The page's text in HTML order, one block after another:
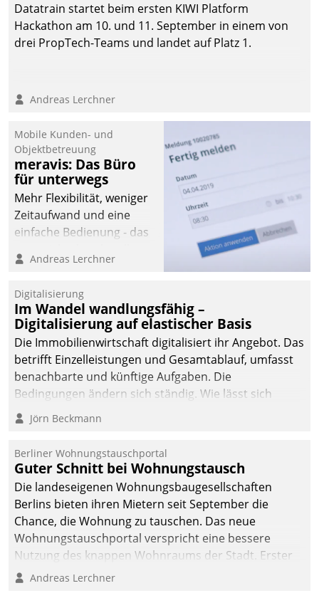
Datatrain startet beim ersten KIWI Platform
Hackathon am 10. und 11. September in einem von
drei PropTech-Teams und landet auf Platz 1.
Andreas Lerchner
Mobile Kunden- und
Objektbetreuung
meravis: Das Büro
für unterwegs
Mehr Flexibilität, weniger
Zeitaufwand und eine
einfache Bedienung - das
Cockpit für mobile
Datatrain. Die meravis
Wohnungsbau- und
Immobilien GmbH hat
sich dabei für den Betrieb
der Lösung über die SAP
Cloud Platform
entschieden - als erstes
Unternehmen am
Andreas Lerchner
Digitalisierung
Im Wandel wandlungsfähig –
Digitalisierung auf elastischer Basis
Die Immobilienwirtschaft digitalisiert ihr Angebot. Das
betrifft Einzelleistungen und Gesamtablauf, umfasst
benachbarte und künftige Aufgaben. Die
Bedingungen ändern sich ständig. Wie lässt sich
technisch die Kontrolle wahren und zugleich Freiraum
fürs Wachsen öffnen?
Jörn Beckmann
Berliner Wohnungstauschportal
Guter Schnitt bei Wohnungstausch
Die landeseigenen Wohnungsbaugesellschaften
Berlins bieten ihren Mietern seit September die
Chance, die Wohnung zu tauschen. Das neue
Wohnungstauschportal verspricht eine bessere
Nutzung des knappen Wohnraums der Stadt. Erster
Anwendungsfall für Datatrains Lösung API-Hub mit
Andreas Lerchner